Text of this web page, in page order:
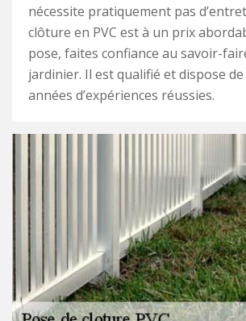
nécessite pratiquement pas
clôture en PVC est à un prix
pose, faites confiance au savoir-
jardinier. Il est qualifié et dispose
années d’expériences réussies.